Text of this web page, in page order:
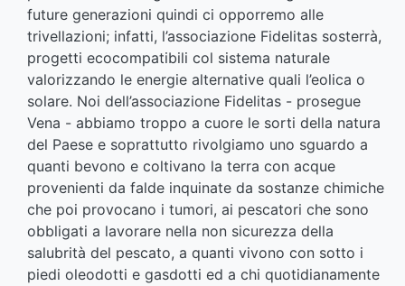
future generazioni quindi ci opporremo alle
trivellazioni; infatti, l’associazione Fidelitas sosterrà,
progetti ecocompatibili col sistema naturale
valorizzando le energie alternative quali l’eolica o
solare. Noi dell’associazione Fidelitas - prosegue
Vena - abbiamo troppo a cuore le sorti della natura
del Paese e soprattutto rivolgiamo uno sguardo a
quanti bevono e coltivano la terra con acque
provenienti da falde inquinate da sostanze chimiche
che poi provocano i tumori, ai pescatori che sono
obbligati a lavorare nella non sicurezza della
salubrità del pescato, a quanti vivono con sotto i
piedi oleodotti e gasdotti ed a chi quotidianamente